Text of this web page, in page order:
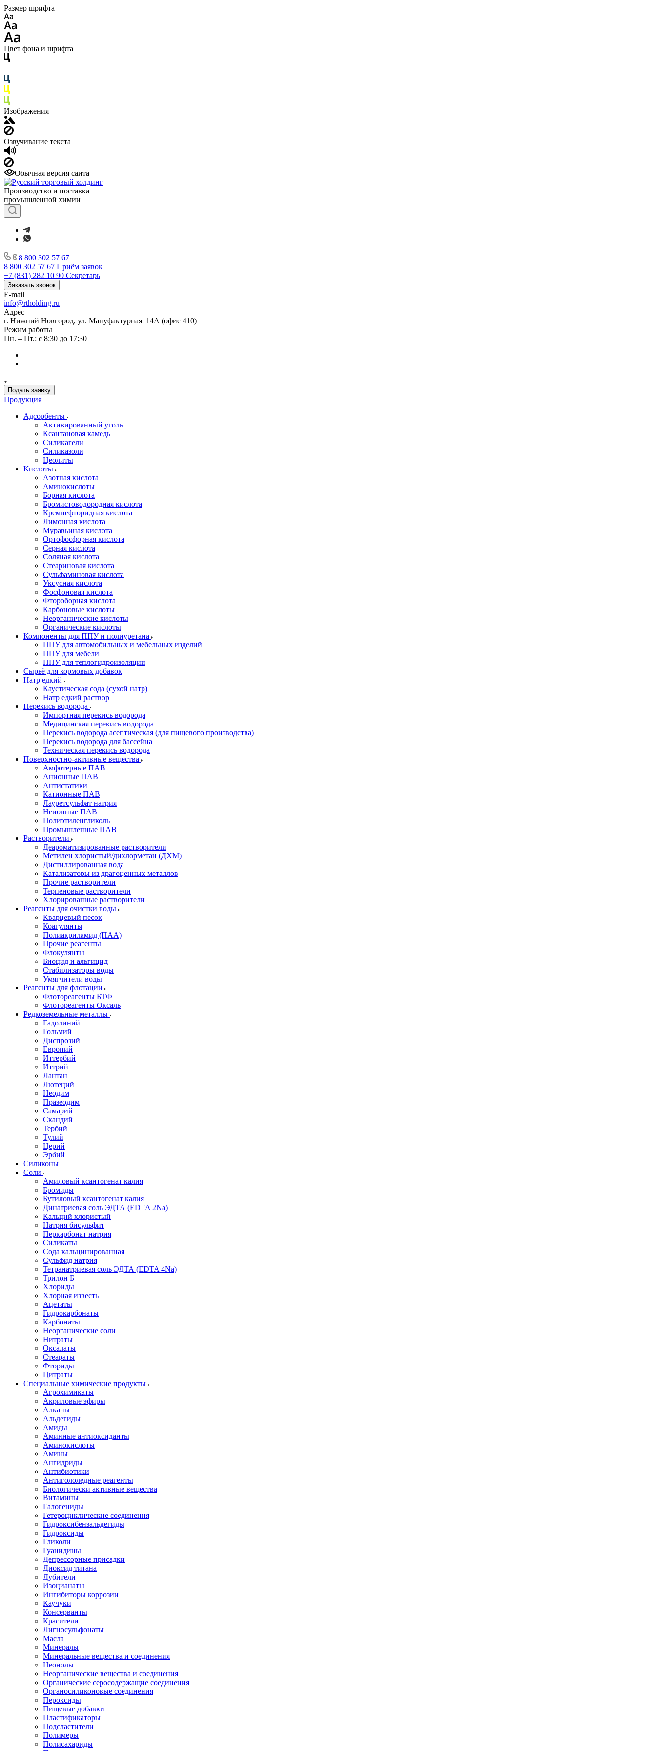
Размер шрифта
Цвет фона и шрифта
Изображения
Озвучивание текста
Обычная версия сайта
Производство и поставка
промышленной химии
8 800 302 57 67
8 800 302 57 67 Приём заявок
+7 (831) 282 10 90 Секретарь
Заказать звонок
E-mail
info@rtholding.ru
Адрес
г. Нижний Новгород, ул. Мануфактурная, 14А (офис 410)
Режим работы
Пн. – Пт.: с 8:30 до 17:30
Подать заявку
Продукция
Адсорбенты
Активированный уголь
Ксантановая камедь
Силикагели
Силиказоли
Цеолиты
Кислоты
Азотная кислота
Аминокислоты
Борная кислота
Бромистоводородная кислота
Кремнефторидная кислота
Лимонная кислота
Муравьиная кислота
Ортофосфорная кислота
Серная кислота
Соляная кислота
Стеариновая кислота
Сульфаминовая кислота
Уксусная кислота
Фосфоновая кислота
Фтороборная кислота
Карбоновые кислоты
Неорганические кислоты
Органические кислоты
Компоненты для ППУ и полиуретана
ППУ для автомобильных и мебельных изделий
ППУ для мебели
ППУ для теплогидроизоляции
Сырьё для кормовых добавок
Натр едкий
Каустическая сода (сухой натр)
Натр едкий раствор
Перекись водорода
Импортная перекись водорода
Медицинская перекись водорода
Перекись водорода асептическая (для пищевого производства)
Перекись водорода для бассейна
Техническая перекись водорода
Поверхностно-активные вещества
Амфотерные ПАВ
Анионные ПАВ
Антистатики
Катионные ПАВ
Лауретсульфат натрия
Неионные ПАВ
Полиэтиленгликоль
Промышленные ПАВ
Растворители
Деароматизированные растворители
Метилен хлористый/дихлорметан (ДХМ)
Дистиллированная вода
Катализаторы из драгоценных металлов
Прочие растворители
Терпеновые растворители
Хлорированные растворители
Реагенты для очистки воды
Кварцевый песок
Коагулянты
Полиакриламид (ПАА)
Прочие реагенты
Флокулянты
Биоцид и альгицид
Стабилизаторы воды
Умягчители воды
Реагенты для флотации
Флотореагенты БТФ
Флотореагенты Оксаль
Редкоземельные металлы
Гадолиний
Гольмий
Диспрозий
Европий
Иттербий
Иттрий
Лантан
Лютеций
Неодим
Празеодим
Самарий
Скандий
Тербий
Тулий
Церий
Эрбий
Силиконы
Соли
Амиловый ксантогенат калия
Бромиды
Бутиловый ксантогенат калия
Динатриевая соль ЭДТА (EDTA 2Na)
Кальций хлористый
Натрия бисульфит
Перкарбонат натрия
Силикаты
Сода кальцинированная
Сульфид натрия
Тетранатриевая соль ЭДТА (EDTA 4Na)
Трилон Б
Хлориды
Хлорная известь
Ацетаты
Гидрокарбонаты
Карбонаты
Неорганические соли
Нитраты
Оксалаты
Стеараты
Фториды
Цитраты
Специальные химические продукты
Агрохимикаты
Акриловые эфиры
Алканы
Альдегиды
Амиды
Аминные антиоксиданты
Аминокислоты
Амины
Ангидриды
Антибиотики
Антигололедные реагенты
Биологически активные вещества
Витамины
Галогениды
Гетероциклические соединения
Гидроксибензальдегиды
Гидроксиды
Гликоли
Гуанидины
Депрессорные присадки
Диоксид титана
Дубители
Изоцианаты
Ингибиторы коррозии
Каучуки
Консерванты
Красители
Лигносульфонаты
Масла
Минералы
Минеральные вещества и соединения
Неонолы
Неорганические вещества и соединения
Органические серосодержащие соединения
Органосиликоновые соединения
Пероксиды
Пищевые добавки
Пластификаторы
Подсластители
Полимеры
Полисахариды